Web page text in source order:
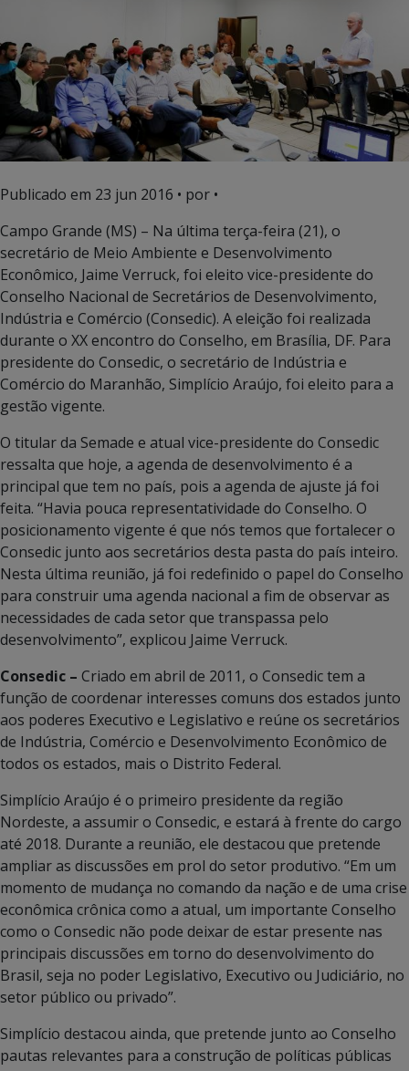
Publicado em 23 jun 2016 • por •
Campo Grande (MS) – Na última terça-feira (21), o
secretário de Meio Ambiente e Desenvolvimento
Econômico, Jaime Verruck, foi eleito vice-presidente do
Conselho Nacional de Secretários de Desenvolvimento,
Indústria e Comércio (Consedic). A eleição foi realizada
durante o XX encontro do Conselho, em Brasília, DF. Para
presidente do Consedic, o secretário de Indústria e
Comércio do Maranhão, Simplício Araújo, foi eleito para a
gestão vigente.
O titular da Semade e atual vice-presidente do Consedic
ressalta que hoje, a agenda de desenvolvimento é a
principal que tem no país, pois a agenda de ajuste já foi
feita. “Havia pouca representatividade do Conselho. O
posicionamento vigente é que nós temos que fortalecer o
Consedic junto aos secretários desta pasta do país inteiro.
Nesta última reunião, já foi redefinido o papel do Conselho
para construir uma agenda nacional a fim de observar as
necessidades de cada setor que transpassa pelo
desenvolvimento”, explicou Jaime Verruck.
Consedic – Criado em abril de 2011, o Consedic tem a
função de coordenar interesses comuns dos estados junto
aos poderes Executivo e Legislativo e reúne os secretários
de Indústria, Comércio e Desenvolvimento Econômico de
todos os estados, mais o Distrito Federal.
Simplício Araújo é o primeiro presidente da região
Nordeste, a assumir o Consedic, e estará à frente do cargo
até 2018. Durante a reunião, ele destacou que pretende
ampliar as discussões em prol do setor produtivo. “Em um
momento de mudança no comando da nação e de uma crise
econômica crônica como a atual, um importante Conselho
como o Consedic não pode deixar de estar presente nas
principais discussões em torno do desenvolvimento do
Brasil, seja no poder Legislativo, Executivo ou Judiciário, no
setor público ou privado”.
Simplício destacou ainda, que pretende junto ao Conselho
pautas relevantes para a construção de políticas públicas